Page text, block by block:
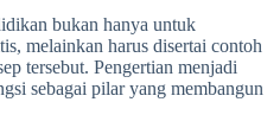
bukan hanya untuk
melainkan harus disertai contoh
tersebut. Pengertian menjadi
sebagai pilar yang membangun